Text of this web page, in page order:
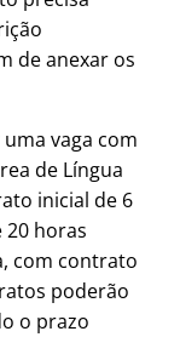
de anexar os
vaga com
de Língua
inicial de 6
20 horas
com contrato
poderão
o prazo